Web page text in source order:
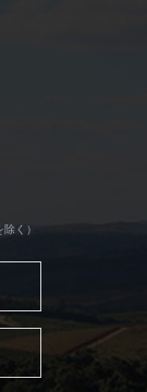
く）